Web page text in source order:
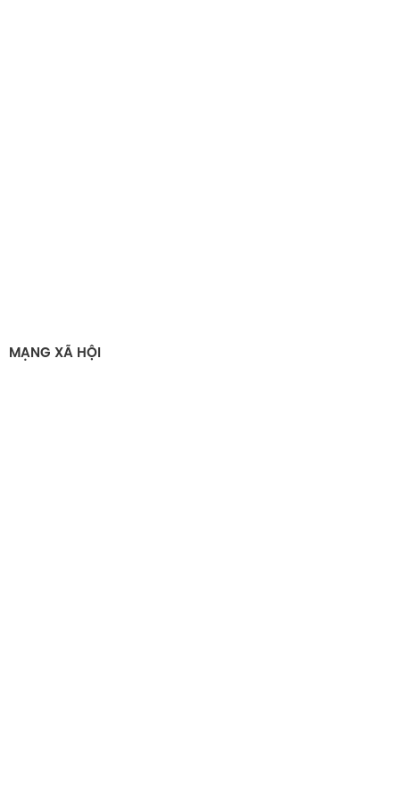
Đóng gói quà tặng, sản phẩm thương
MẠNG XÃ HỘI